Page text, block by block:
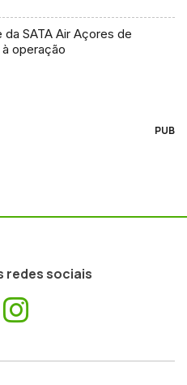
da SATA Air Açores de
operação
PUB
redes sociais
Facebook